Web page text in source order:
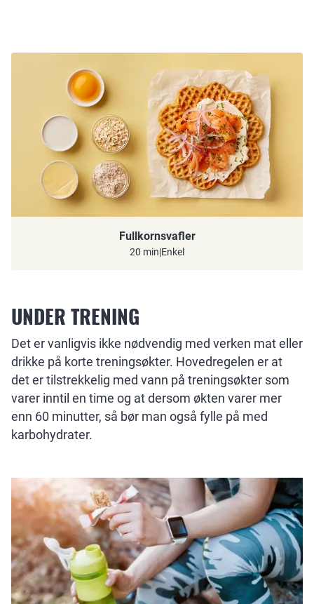
Fullkornsvafler
20 min|Enkel
UNDER TRENING
Det er vanligvis ikke nødvendig med verken mat eller
drikke på korte treningsøkter. Hovedregelen er at
det er tilstrekkelig med vann på treningsøkter som
varer inntil en time og at dersom økten varer mer
enn 60 minutter, så bør man også fylle på med
karbohydrater.